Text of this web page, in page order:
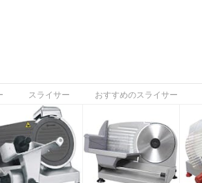
スライサー おすすめのスライサー